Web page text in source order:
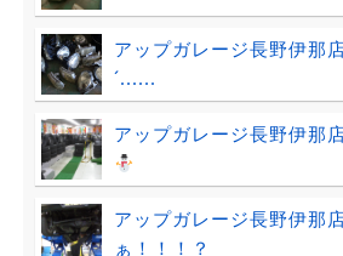
アップガレージ長野伊那
´......
アップガレージ長野伊那
アップガレージ長野伊那
ぁ！！！？